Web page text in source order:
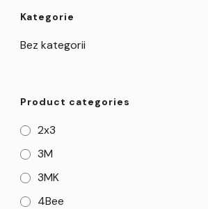
Kategorie
Bez kategorii
Product categories
2x3
3M
3MK
4Bee